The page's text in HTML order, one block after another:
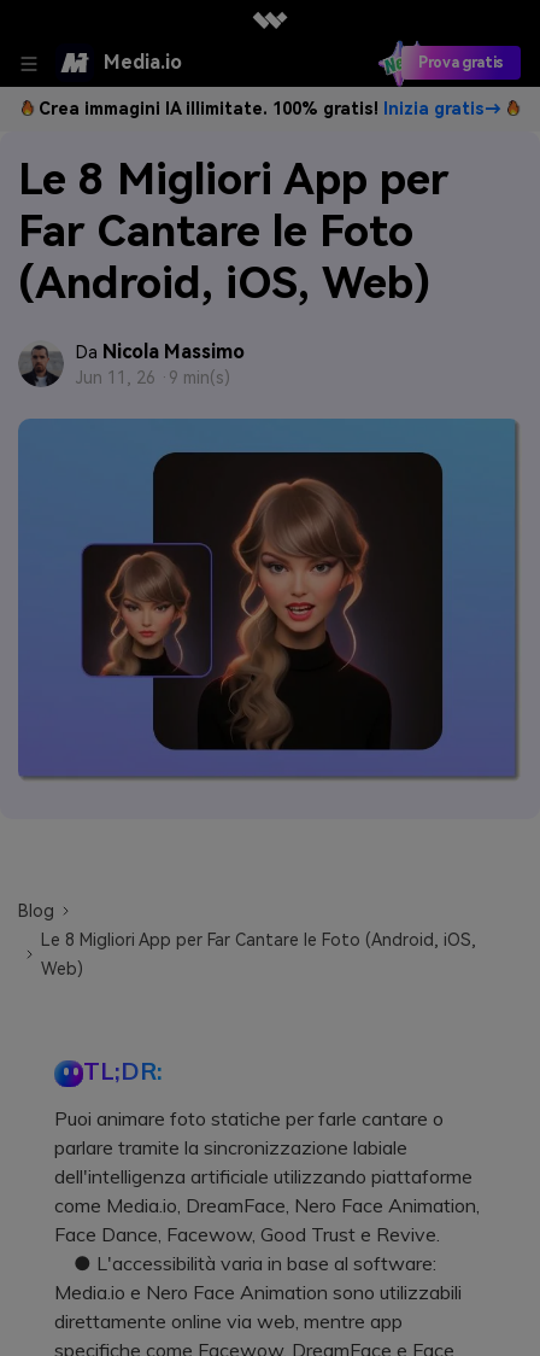
Media.io Prova gratis
Crea immagini IA illimitate. 100% gratis! Inizia gratis→
Le 8 Migliori App per
Far Cantare le Foto
(Android, iOS, Web)
Da Nicola Massimo
Jun 11, 26 · 9 min(s)
Blog
Le 8 Migliori App per Far Cantare le Foto (Android, iOS,
Web)
TL;DR:
Puoi animare foto statiche per farle cantare o
parlare tramite la sincronizzazione labiale
dell'intelligenza artificiale utilizzando piattaforme
come Media.io, DreamFace, Nero Face Animation,
Face Dance, Facewow, Good Trust e Revive.
● L'accessibilità varia in base al software:
Media.io e Nero Face Animation sono utilizzabili
direttamente online via web, mentre app
specifiche come Facewow, DreamFace e Face